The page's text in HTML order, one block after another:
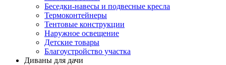
Беседки-навесы и подвесные кресла
Термоконтейнеры
Тентовые конструкции
Наружное освещение
Детские товары
Благоустройство участка
Диваны для дачи